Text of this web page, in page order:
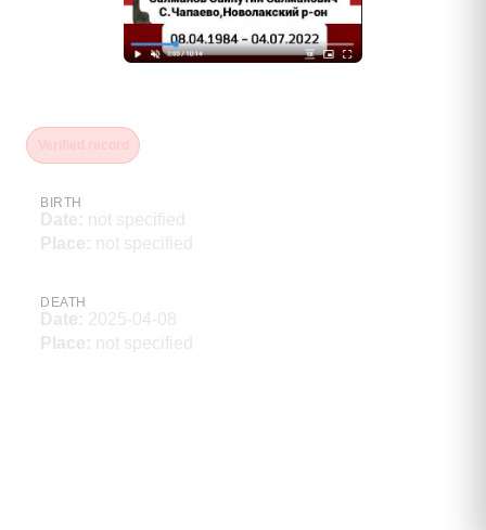
BIRTH
Date: not specified
Place: not specified
DEATH
Date: 2025-04-08
Place: not specified